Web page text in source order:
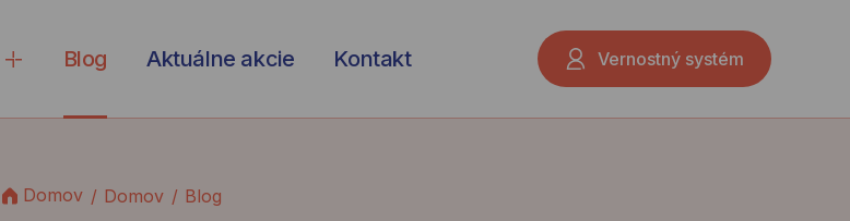
Blog Aktuálne akcie Kontakt Vernostný systém
Domov Domov Blog